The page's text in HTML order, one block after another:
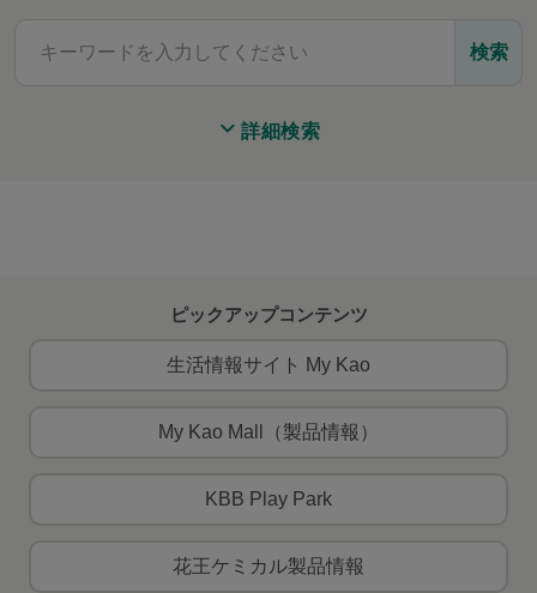
検索
詳細検索
ピックアップコンテンツ
生活情報サイト My Kao
My Kao Mall（製品情報）
KBB Play Park
花王ケミカル製品情報